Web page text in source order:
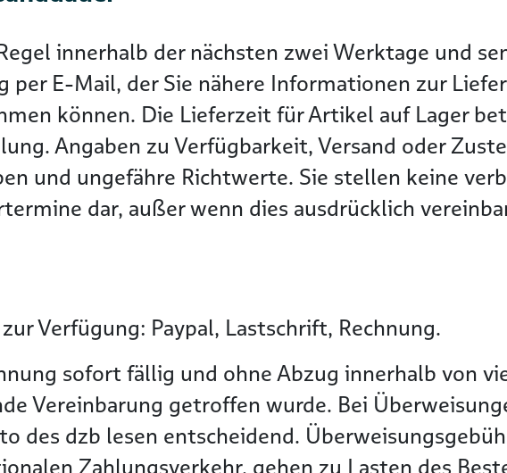
innerhalb der nächsten zwei Werktage und
E-Mail, der Sie nähere Informationen zur
können. Die Lieferzeit für Artikel auf Lager
Angaben zu Verfügbarkeit, Versand oder
und ungefähre Richtwerte. Sie stellen keine
dar, außer wenn dies ausdrücklich
Verfügung: Paypal, Lastschrift, Rechnung.
sofort fällig und ohne Abzug innerhalb von
Vereinbarung getroffen wurde. Bei
des dzb lesen entscheidend.